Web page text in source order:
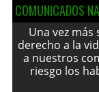
COMUNICADOS
Una vez
derecho a la
a nuestros
riesgo los